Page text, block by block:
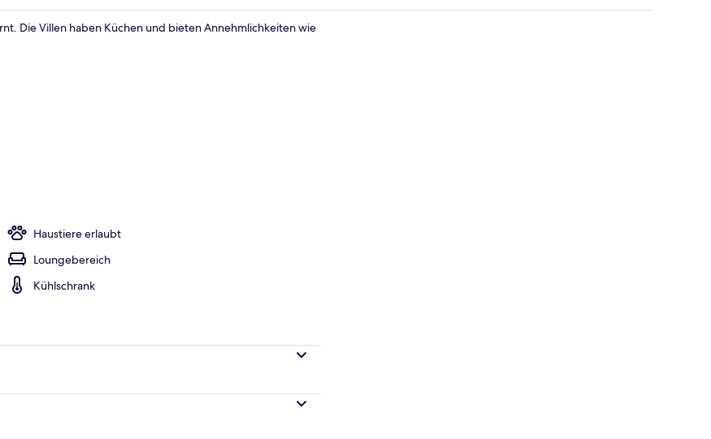
Die Villen haben Küchen und bieten Annehmlichkeiten wie
Haustiere erlaubt
Loungebereich
Kühlschrank